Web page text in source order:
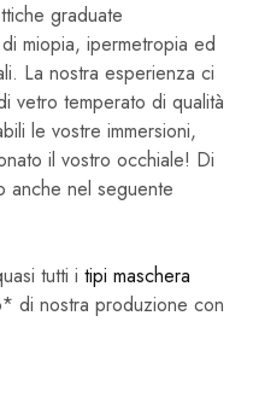
graduate
miopia, ipermetropia ed
La nostra esperienza ci
vetro temperato di qualità
le vostre immersioni,
il vostro occhiale! Di
anche nel seguente
tutti i tipi maschera
di nostra produzione con